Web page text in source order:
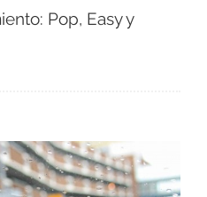
Pop, Easy y